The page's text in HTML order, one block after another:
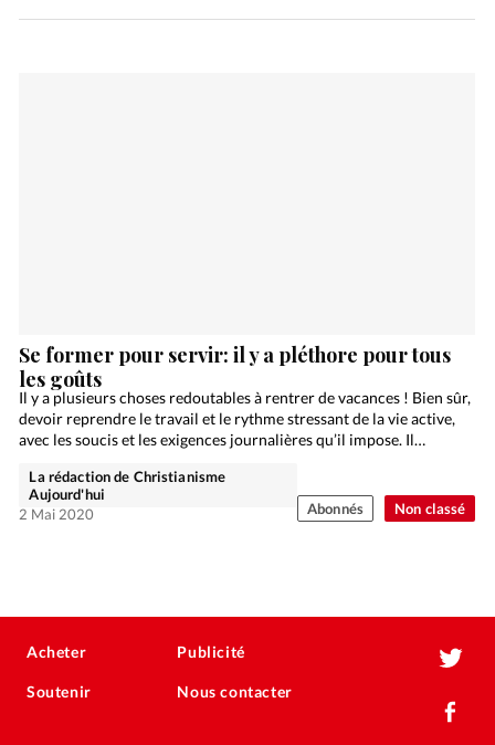
Non classé
Se former pour servir: il y a pléthore pour tous
les goûts
Il y a plusieurs choses redoutables à rentrer de vacances ! Bien sûr,
devoir reprendre le travail et le rythme stressant de la vie active,
avec les soucis et les exigences journalières qu’il impose. Il…
La rédaction de Christianisme
Aujourd'hui
2 Mai 2020
Abonnés
Acheter
Soutenir
Publicité
Nous contacter